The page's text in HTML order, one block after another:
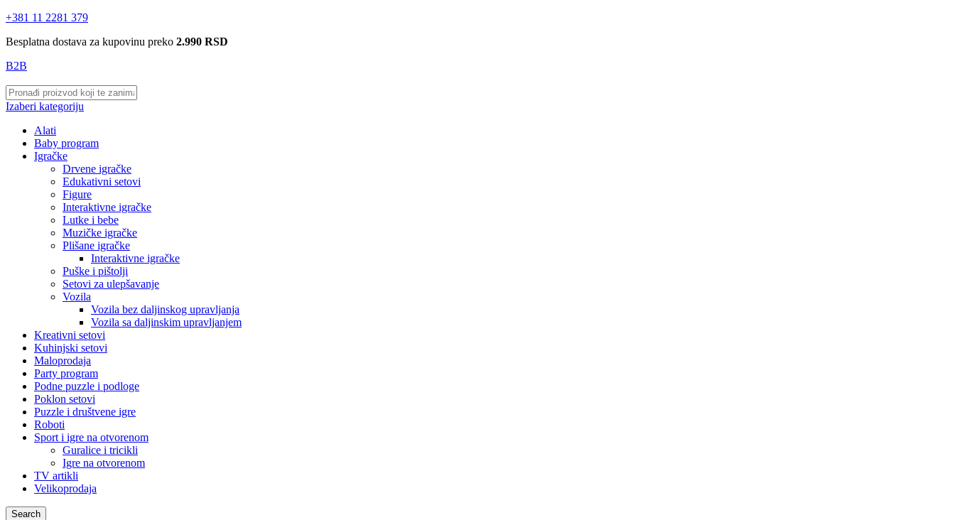
+381 11 2281 379
Besplatna dostava za kupovinu preko 2.990 RSD
B2B
Izaberi kategoriju
Alati
Baby program
Igračke
Drvene igračke
Edukativni setovi
Figure
Interaktivne igračke
Lutke i bebe
Muzičke igračke
Plišane igračke
Interaktivne igračke
Puške i pištolji
Setovi za ulepšavanje
Vozila
Vozila bez daljinskog upravljanja
Vozila sa daljinskim upravljanjem
Kreativni setovi
Kuhinjski setovi
Maloprodaja
Party program
Podne puzzle i podloge
Poklon setovi
Puzzle i društvene igre
Roboti
Sport i igre na otvorenom
Guralice i tricikli
Igre na otvorenom
TV artikli
Velikoprodaja
Search